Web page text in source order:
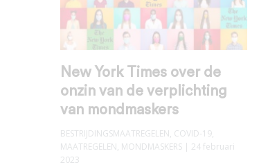
New York Times over de
onzin van de verplichting
van mondmaskers
BESTRIJDINGSMAATREGELEN, COVID-19,
MAATREGELEN, MONDMASKERS | 24 februari
2023